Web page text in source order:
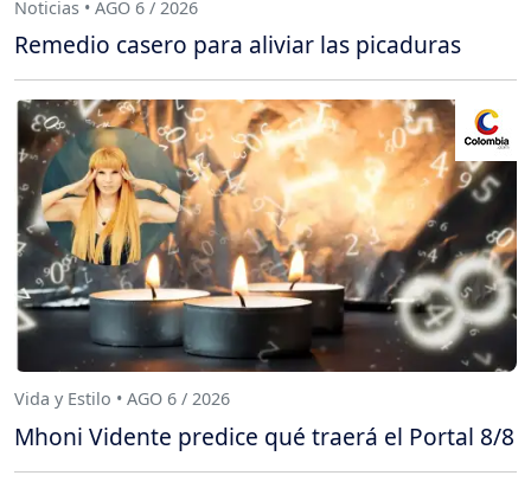
Noticias • AGO 6 / 2026
Remedio casero para aliviar las picaduras
Vida y Estilo • AGO 6 / 2026
Mhoni Vidente predice qué traerá el Portal 8/8